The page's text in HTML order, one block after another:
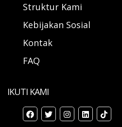
Struktur Kami
Kebijakan Sosial
Kontak
FAQ
IKUTI KAMI